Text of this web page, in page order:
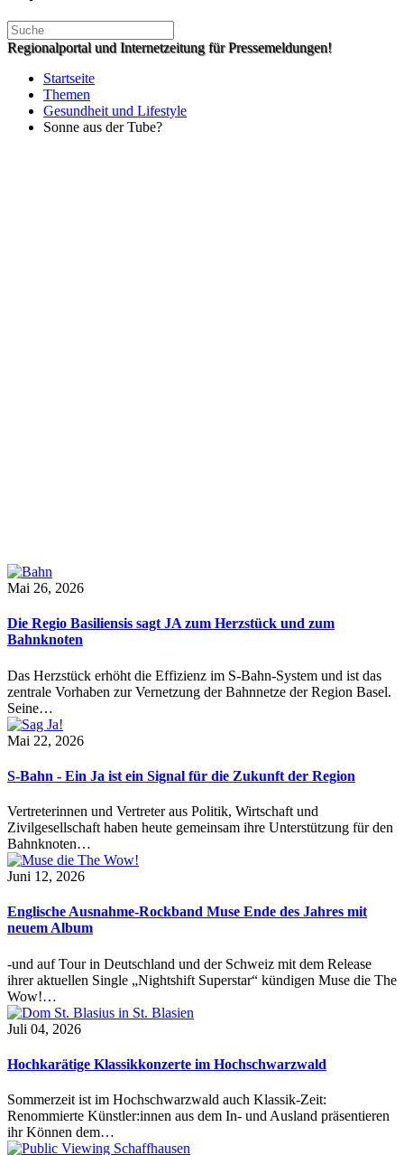
Regionalportal und Internetzeitung für Pressemeldungen!
Startseite
Themen
Gesundheit und Lifestyle
Sonne aus der Tube?
Mai 26, 2026
Die Regio Basiliensis sagt JA zum Herzstück und zum
Bahnknoten
Das Herzstück erhöht die Effizienz im S-Bahn-System und ist das
zentrale Vorhaben zur Vernetzung der Bahnnetze der Region Basel.
Seine…
Mai 22, 2026
S-Bahn - Ein Ja ist ein Signal für die Zukunft der Region
Vertreterinnen und Vertreter aus Politik, Wirtschaft und
Zivilgesellschaft haben heute gemeinsam ihre Unterstützung für den
Bahnknoten…
Juni 12, 2026
Englische Ausnahme-Rockband Muse Ende des Jahres mit
neuem Album
-und auf Tour in Deutschland und der Schweiz mit dem Release
ihrer aktuellen Single „Nightshift Superstar“ kündigen Muse die The
Wow!…
Juli 04, 2026
Hochkarätige Klassikkonzerte im Hochschwarzwald
Sommerzeit ist im Hochschwarzwald auch Klassik-Zeit:
Renommierte Künstler:innen aus dem In- und Ausland präsentieren
ihr Können dem…